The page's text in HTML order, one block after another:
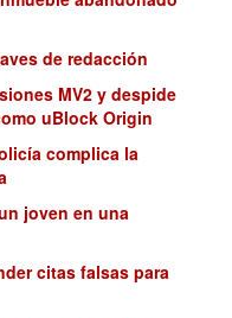
de redacción
MV2 y despide
uBlock Origin
complica la
joven en una
citas falsas para